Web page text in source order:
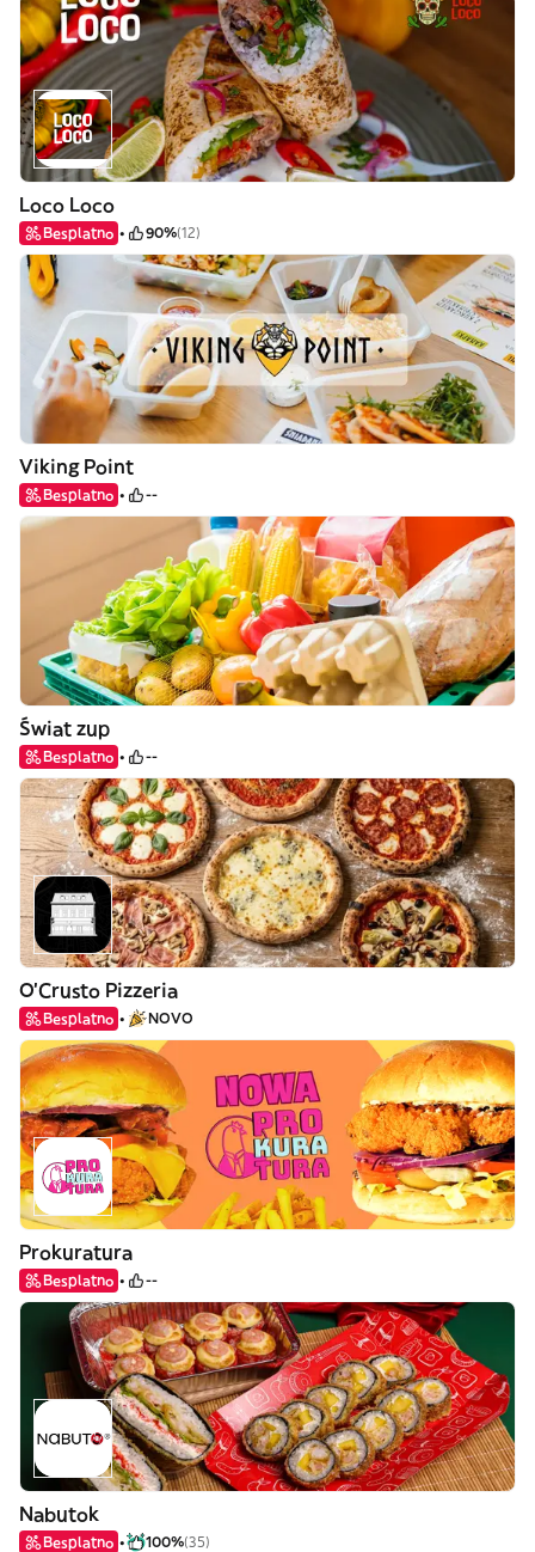
Loco Loco
Besplatno 90%(12)
Viking Point
Besplatno --
Świat zup
Besplatno --
O'Crusto Pizzeria
Besplatno NOVO
Prokuratura
Besplatno --
Nabutok
Besplatno 100%(35)